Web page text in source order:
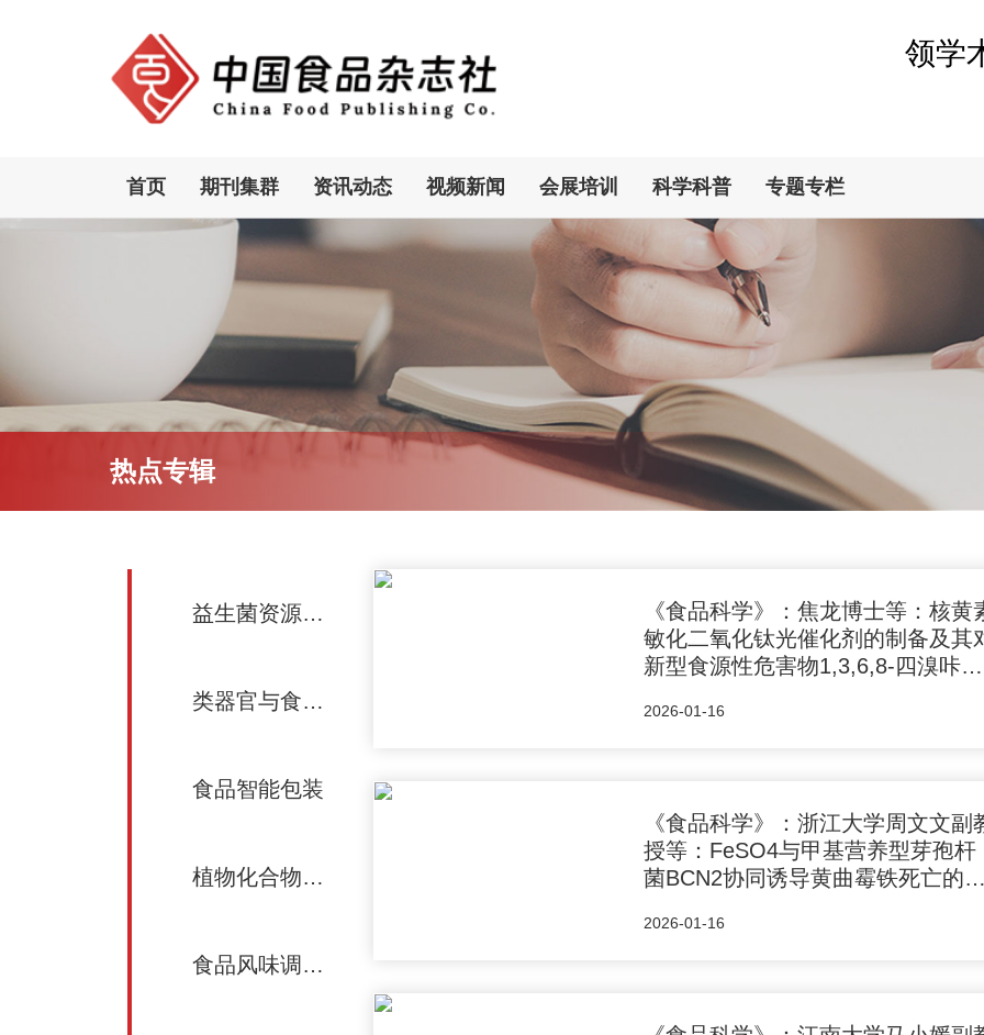
领学
首页 期刊集群 资讯动态 视频新闻 会展培训 科学科普 专题专栏
热点专辑
益生菌资源挖掘、功能评价及应用
类器官与食品科学
食品智能包装
植物化合物生物合成
食品风味调控与健康
《食品科学》：焦龙博士等：核黄
敏化二氧化钛光催化剂的制备及其
新型食源性危害物1,3,6,8-四溴咔唑
2026-01-16
《食品科学》：浙江大学周文文副
授等：FeSO4与甲基营养型芽孢杆
菌BCN2协同诱导黄曲霉铁死亡的
2026-01-16